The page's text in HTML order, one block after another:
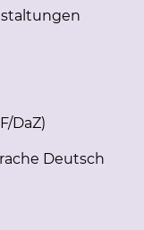
DaZ)
Deutsch